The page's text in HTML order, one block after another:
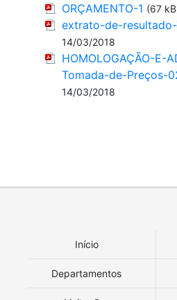
ORÇAMENTO-1 (67
extrato-de-resultado-
14/03/2018
HOMOLOGAÇÃO-E-
Tomada-de-Preços-
14/03/2018
Início
Departamentos